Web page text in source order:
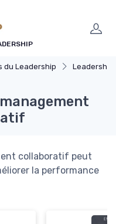
du Leadership Leadership
collaboratif peut
la performance